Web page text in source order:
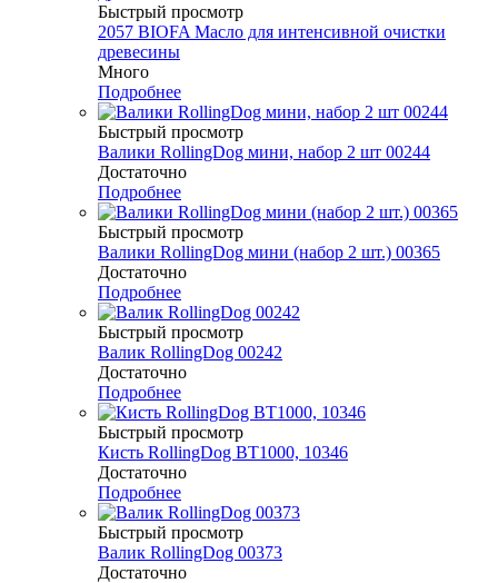
Быстрый просмотр
2057 BIOFA Масло для интенсивной очистки
древесины
Много
Подробнее
Быстрый просмотр
Валики RollingDog мини, набор 2 шт 00244
Достаточно
Подробнее
Быстрый просмотр
Валики RollingDog мини (набор 2 шт.) 00365
Достаточно
Подробнее
Быстрый просмотр
Валик RollingDog 00242
Достаточно
Подробнее
Быстрый просмотр
Кисть RollingDog BT1000, 10346
Достаточно
Подробнее
Быстрый просмотр
Валик RollingDog 00373
Достаточно